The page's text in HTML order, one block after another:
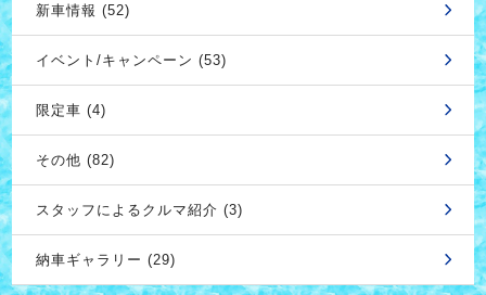
新車情報 (52)
イベント/キャンペーン (53)
限定車 (4)
その他 (82)
スタッフによるクルマ紹介 (3)
納車ギャラリー (29)